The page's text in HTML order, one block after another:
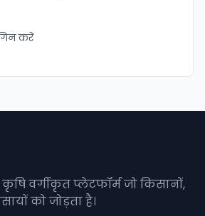
करें
वर्गीकृत प्लेटफॉर्म जो किसानों,
को जोड़ता है।